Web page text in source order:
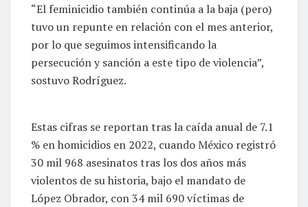
“El feminicidio también continúa a la baja (pero)
tuvo un repunte en relación con el mes anterior,
por lo que seguimos intensificando la
persecución y sanción a este tipo de violencia”,
sostuvo Rodríguez.
Estas cifras se reportan tras la caída anual de 7.1
% en homicidios en 2022, cuando México registró
30 mil 968 asesinatos tras los dos años más
violentos de su historia, bajo el mandato de
López Obrador, con 34 mil 690 víctimas de